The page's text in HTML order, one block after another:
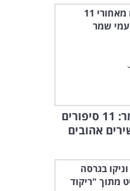
של המפקד
את חיי
לזכרה של נעמי שמר: 11 סיפורים
אהובים